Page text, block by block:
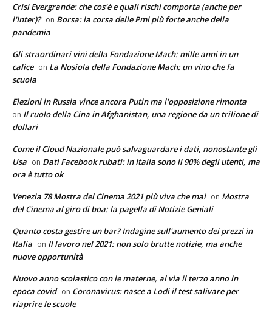
Crisi Evergrande: che cos'è e quali rischi comporta (anche per
l'Inter)? on Borsa: la corsa delle Pmi più forte anche della
pandemia
Gli straordinari vini della Fondazione Mach: mille anni in un
calice on La Nosiola della Fondazione Mach: un vino che fa
scuola
Elezioni in Russia vince ancora Putin ma l'opposizione rimonta
on Il ruolo della Cina in Afghanistan, una regione da un trilione di
dollari
Come il Cloud Nazionale può salvaguardare i dati, nonostante gli
Usa on Dati Facebook rubati: in Italia sono il 90% degli utenti, ma
ora è tutto ok
Venezia 78 Mostra del Cinema 2021 più viva che mai on Mostra
del Cinema al giro di boa: la pagella di Notizie Geniali
Quanto costa gestire un bar? Indagine sull'aumento dei prezzi in
Italia on Il lavoro nel 2021: non solo brutte notizie, ma anche
nuove opportunità
Nuovo anno scolastico con le materne, al via il terzo anno in
epoca covid on Coronavirus: nasce a Lodi il test salivare per
riaprire le scuole